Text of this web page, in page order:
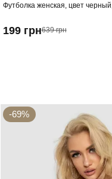
Футболка женская, цвет
199 грн639 грн
-69%